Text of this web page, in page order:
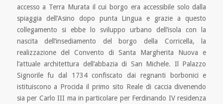
accesso a Terra Murata il cui borgo era accessibile solo dalla
spiaggia dell’Asino dopo punta Lingua e grazie a questo
collegamento si ebbe lo sviluppo urbano dell’isola con la
nascita dell’insediamento del borgo della Corricella, la
realizzazione del Convento di Santa Margherita Nuova e
l’attuale architettura dell’abbazia di San Michele. Il Palazzo
Signorile fu dal 1734 confiscato dai regnanti borbonici e
istituiscono a Procida il primo sito Reale di caccia divenendo
sia per Carlo III ma in particolare per Ferdinando IV residenza